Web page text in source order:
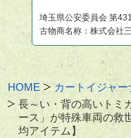
埼玉県公安委員会 第
古物商名称：株式会社
HOME カートイジャー
長～い・背の高いトミ
ース」が特殊車両の救
均アイテム】